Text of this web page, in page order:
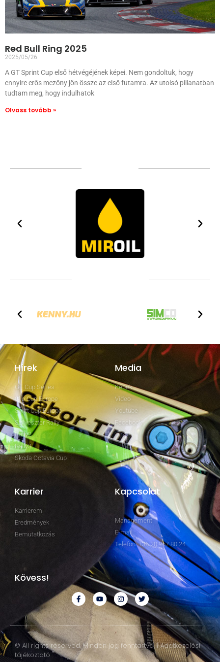
Red Bull Ring 2025
2025/05/26
A GT Sprint Cup első hétvégéjének képei. Nem gondoltuk, hogy
ennyire erős mezőny jön össze az első futamra. Az utolsó pillanatban
tudtam meg, hogy indulhatok
Olvass tovább »
Hírek
GT Cup Series
Clio Cup Europe
Swift Cup Europe
Szilveszter Rally
Rally2
Rally3
Skoda Octavia Cup
Media
Képek
Video
Youtube
Facebook
Karrier
Karrierem
Eredmények
Bemutatkozás
Kapcsolat
Management
E-mail
Telefon: +36 20 967 80 24
Kövess!
© All rights reserved. Minden jog fenntartva. | Adatkezelési
tájékoztató